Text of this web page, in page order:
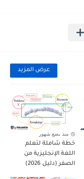
عرض المزيد
منذ بضع شهور
خطة شاملة لتعلم
اللغة الإنجليزية من
الصفر (دليل 2026)